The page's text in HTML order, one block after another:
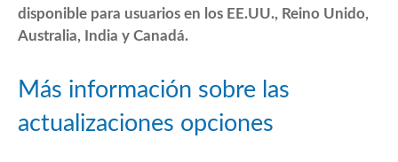
disponible para usuarios en los EE.UU., Reino Unido,
Australia, India y Canadá.
Más información sobre las
actualizaciones opciones